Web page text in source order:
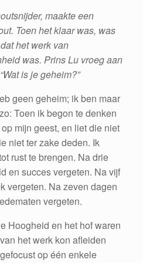
maakte een
Toen het klaar was, was
het werk van
was. Prins Lu vroeg aan
is je geheim?”
geen geheim; ik ben maar
Toen ik begon te denken
mijn geest, en liet die niet
niet ter zake deden. Ik
rust te brengen. Na drie
en succes vergeten. Na vijf
vergeten. Na zeven dagen
vergeten.
Hoogheid en het hof waren
het werk kon afleiden
op één enkele